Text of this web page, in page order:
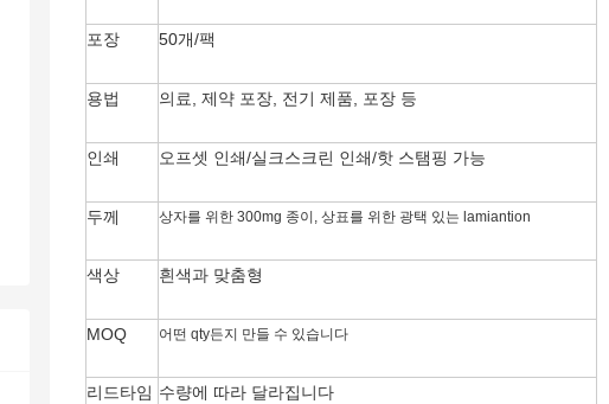
포장 50개/팩
용법 의료, 제약 포장, 전기 제품, 포장 등
인쇄 오프셋 인쇄/실크스크린 인쇄/핫 스탬핑 가능
두께 상자를 위한 300mg 종이, 상표를 위한 광택 있는 lamiantion
색상 흰색과 맞춤형
MOQ 어떤 qty든지 만들 수 있습니다
리드타임 수량에 따라 달라집니다